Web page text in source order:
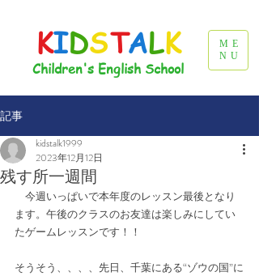
ME
NU
KIDSTALK
Children's English School
記事
残す所一週間
kidstalk1999
2023年12月12日
今週いっぱいで本年度のレッスン最後となり
ます。午後のクラスのお友達は楽しみにしてい
たゲームレッスンです！！
そうそう、、、、先日、千葉にある“ゾウの国”に